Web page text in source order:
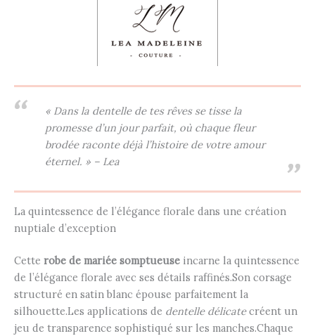
« Dans la dentelle de tes rêves se tisse la
promesse d’un jour parfait, où chaque fleur
brodée raconte déjà l’histoire de votre amour
éternel. » – Lea
La quintessence de l’élégance florale dans une création
nuptiale d’exception
Cette robe de mariée somptueuse incarne la quintessence
de l’élégance florale avec ses détails raffinés.Son corsage
structuré en satin blanc épouse parfaitement la
silhouette.Les applications de dentelle délicatecréent un
jeu de transparence sophistiqué sur les manches.Chaque